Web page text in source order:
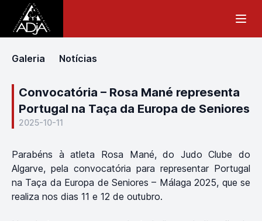
Galeria Notícias
Convocatória – Rosa Mané representa
Portugal na Taça da Europa de Seniores
2025-10-11
Parabéns à atleta Rosa Mané, do Judo Clube do
Algarve, pela convocatória para representar Portugal
na Taça da Europa de Seniores – Málaga 2025, que se
realiza nos dias 11 e 12 de outubro.